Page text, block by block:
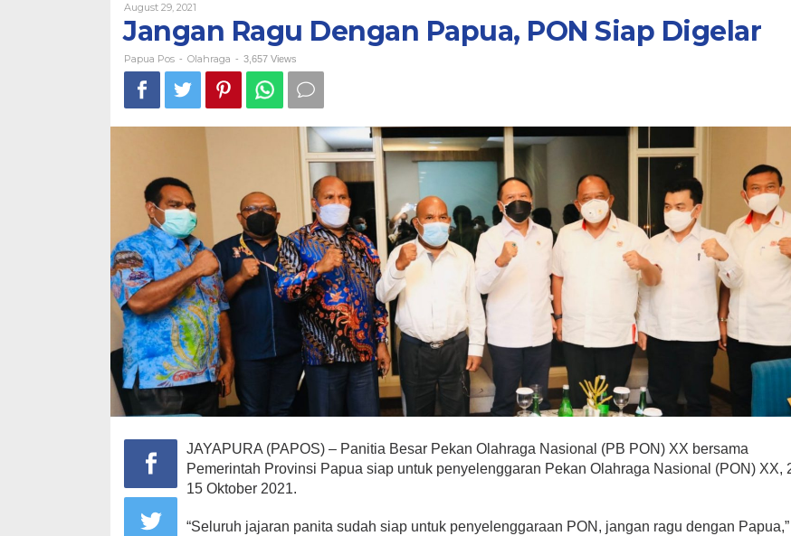
PON
Siap
Digelar
August 29, 2021
Pos
Jangan Ragu Dengan Papua, PON Siap Digelar
Papua Pos - Olahraga - 3,657 Views
JAYAPURA (PAPOS) – Panitia Besar Pekan Olahraga Nasional (PB PON) XX bersama
Pemerintah Provinsi Papua siap untuk penyelenggaran Pekan Olahraga Nasional (PON) XX,
15 Oktober 2021.
“Seluruh jajaran panita sudah siap untuk penyelenggaraan PON, jangan ragu dengan Papua,”